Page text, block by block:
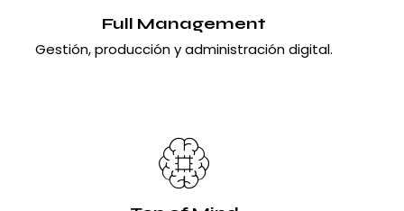
Full Management
Gestión, producción y administración digital.